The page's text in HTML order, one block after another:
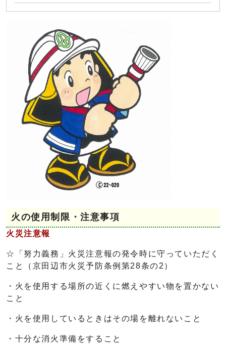
火の使用制限・注意事項
火災注意報
☆「努力義務」火災注意報の発令時に守っていただく
こと（京田辺市火災予防条例第28条の2）
・火を使用する場所の近くに燃えやすい物を置かない
こと
・火を使用しているときはその場を離れないこと
・十分な消火準備をすること